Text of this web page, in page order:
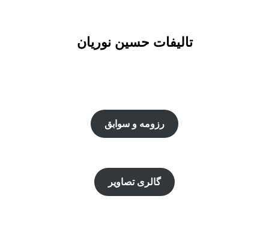
تالیفات حسین نوریان
رزومه و سوابق
گالری تصاویر